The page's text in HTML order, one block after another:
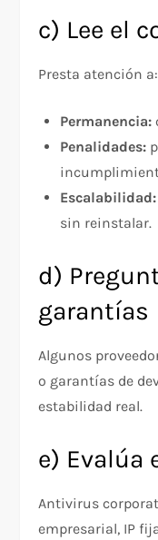
c) Lee el
Presta atención a:
Permanencia:
Penalidades:
Escalabilidad:
sin reinstalar.
d)
garantías
Algunos
o garantías de
estabilidad real.
e) Evalúa
Antivirus
empresarial, IP